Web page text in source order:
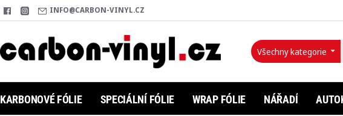
INFO@CARBON-VINYL.CZ
Všechny kategorie
Hledat...
KARBONOVÉ FÓLIE SPECIÁLNÍ FÓLIE WRAP FÓLIE NÁŘADÍ